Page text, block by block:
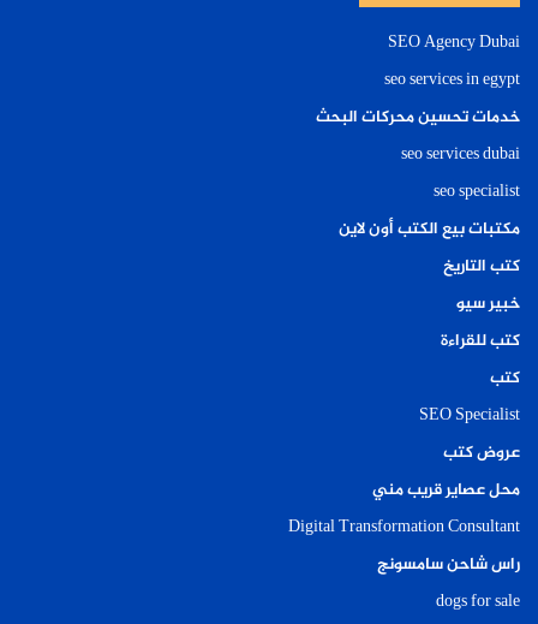
SEO Agency Dubai
seo services in egypt
خدمات تحسين محركات البحث
seo services dubai
seo specialist
مكتبات بيع الكتب أون لاين
كتب التاريخ
خبير سيو
كتب للقراءة
كتب
SEO Specialist
عروض كتب
محل عصاير قريب مني
Digital Transformation Consultant
راس شاحن سامسونج
dogs for sale